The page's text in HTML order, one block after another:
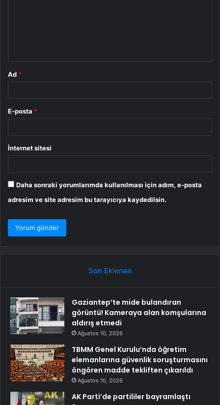
Ad *
E-posta *
İnternet sitesi
Daha sonraki yorumlarımda kullanılması için adım, e-posta
adresim ve site adresim bu tarayıcıya kaydedilsin.
Son Eklenen
Gaziantep’te mide bulandıran
görüntü! Kameraya alan komşularına
aldırış etmedi
Ağustos 10, 2026
TBMM Genel Kurulu’nda öğretim
elemanlarına güvenlik soruşturmasını
öngören madde tekliften çıkarıldı
Ağustos 10, 2026
AK Parti’de partililer bayramlaştı